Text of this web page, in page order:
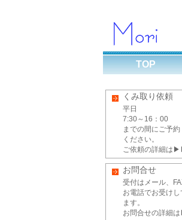
TOP
くみ取り依頼
平日
7:30～16：00
までの間にご予約
ください。
ご依頼の詳細は
お問合せ
受付はメール、
お電話でお受けし
ます。
お問合せの詳細